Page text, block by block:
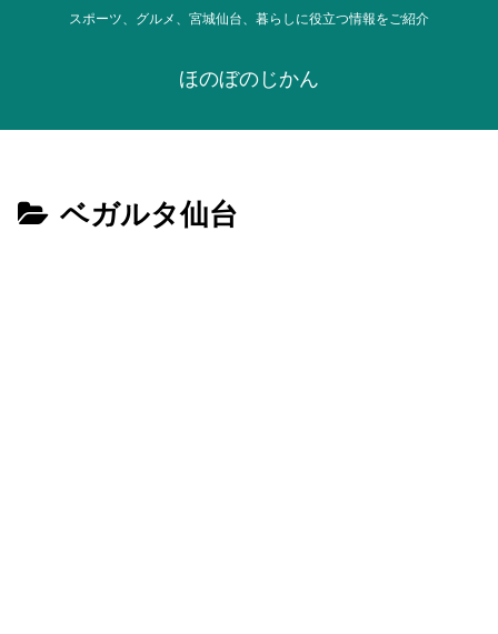
スポーツ、グルメ、宮城仙台、暮らしに役立つ情報をご紹介
ほのぼのじかん
ベガルタ仙台